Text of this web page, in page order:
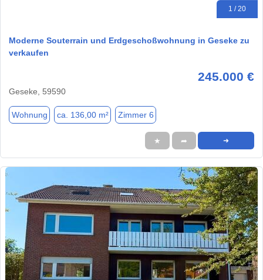
1 / 20
Moderne Souterrain und Erdgeschoßwohnung in Geseke zu
verkaufen
245.000 €
Geseke, 59590
Wohnung ca. 136,00 m² Zimmer 6
★ ➦ ➜